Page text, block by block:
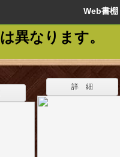
Web書
異なります。
詳 細